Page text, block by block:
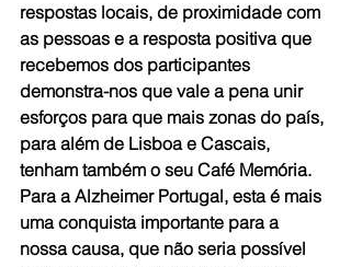
respostas locais, de proximidade com
as pessoas e a resposta positiva que
recebemos dos participantes
demonstra-nos que vale a pena unir
esforços para que mais zonas do país,
para além de Lisboa e Cascais,
tenham também o seu Café Memória.
Para a Alzheimer Portugal, esta é mais
uma conquista importante para a
nossa causa, que não seria possível